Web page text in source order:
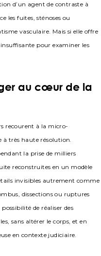
d’un agent de contraste à
les fuites, sténoses ou
vasculaire. Mais si elle offre
pour examiner les
au cœur de la
recourent à la micro-
à très haute résolution.
la prise de milliers
reconstruites en un modèle
invisibles autrement comme
dissections ou ruptures
de réaliser des
sans altérer le corps, et en
en contexte judiciaire.